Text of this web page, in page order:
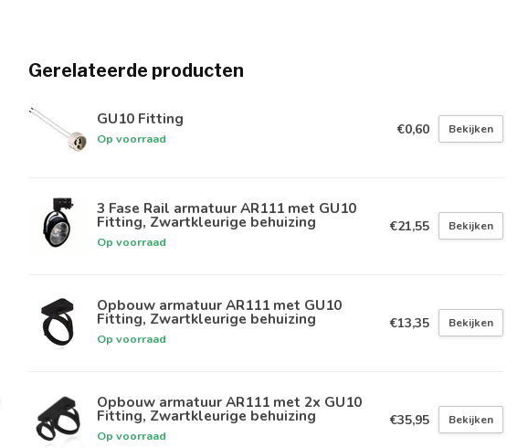
Gerelateerde producten
GU10 Fitting
Op voorraad
€0,60 Bekijken
3 Fase Rail armatuur AR111 met GU10
Fitting, Zwartkleurige behuizing
Op voorraad
€21,55 Bekijken
Opbouw armatuur AR111 met GU10
Fitting, Zwartkleurige behuizing
Op voorraad
€13,35 Bekijken
Opbouw armatuur AR111 met 2x GU10
Fitting, Zwartkleurige behuizing
Op voorraad
€35,95 Bekijken